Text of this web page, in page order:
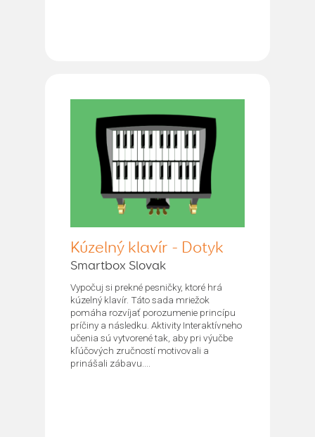
Kúzelný klavír - Dotyk
Smartbox Slovak
Vypočuj si prekné pesničky, ktoré hrá
kúzelný klavír. Táto sada mriežok
pomáha rozvíjať porozumenie princípu
príčiny a následku. Aktivity Interaktívneho
učenia sú vytvorené tak, aby pri výučbe
kľúčových zručností motivovali a
prinášali zábavu....